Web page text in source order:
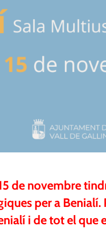
de novembre
per a
i de tot el que